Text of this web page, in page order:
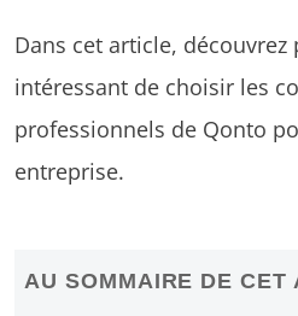
Dans cet article,
intéressant de choisir les
professionnels de Qonto
entreprise.
AU SOMMAIRE DE CET